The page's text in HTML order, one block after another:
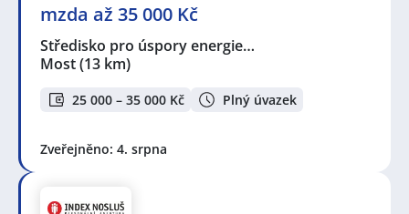
mzda až 35 000 Kč
Středisko pro úspory energie…
Most(13 km)
25 000 – 35 000 Kč Plný úvazek
Zveřejněno: 4. srpna